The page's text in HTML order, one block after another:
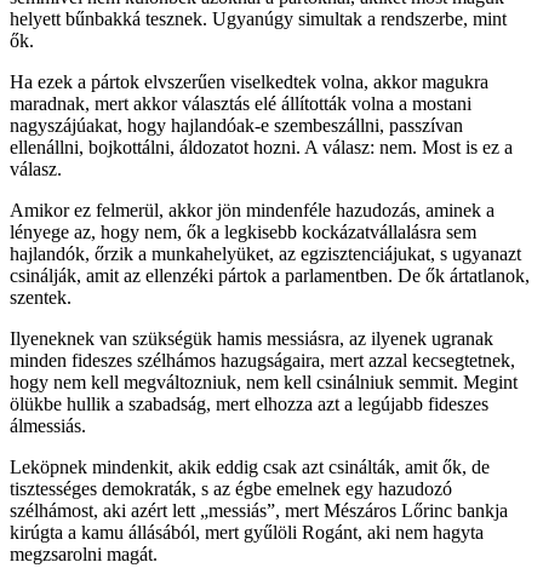
helyett bűnbakká tesznek. Ugyanúgy simultak a rendszerbe, mint
ők.
Ha ezek a pártok elvszerűen viselkedtek volna, akkor magukra
maradnak, mert akkor választás elé állították volna a mostani
nagyszájúakat, hogy hajlandóak-e szembeszállni, passzívan
ellenállni, bojkottálni, áldozatot hozni. A válasz: nem. Most is ez a
válasz.
Amikor ez felmerül, akkor jön mindenféle hazudozás, aminek a
lényege az, hogy nem, ők a legkisebb kockázatvállalásra sem
hajlandók, őrzik a munkahelyüket, az egzisztenciájukat, s ugyanazt
csinálják, amit az ellenzéki pártok a parlamentben. De ők ártatlanok,
szentek.
Ilyeneknek van szükségük hamis messiásra, az ilyenek ugranak
minden fideszes szélhámos hazugságaira, mert azzal kecsegtetnek,
hogy nem kell megváltozniuk, nem kell csinálniuk semmit. Megint
ölükbe hullik a szabadság, mert elhozza azt a legújabb fideszes
álmessiás.
Leköpnek mindenkit, akik eddig csak azt csinálták, amit ők, de
tisztességes demokraták, s az égbe emelnek egy hazudozó
szélhámost, aki azért lett „messiás”, mert Mészáros Lőrinc bankja
kirúgta a kamu állásából, mert gyűlöli Rogánt, aki nem hagyta
megzsarolni magát.